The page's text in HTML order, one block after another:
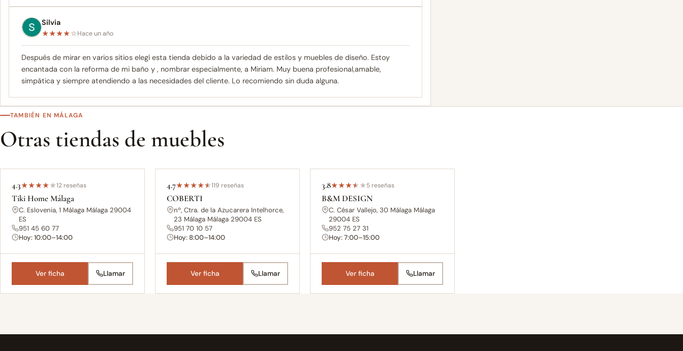
Silvia
★★★★☆Hace un año
Después de mirar en varios sitios elegí esta tienda debido a la variedad de estilos y muebles de diseño. Estoy
encantada con la reforma de mi baño y , nombrar especialmente, a Miriam. Muy buena profesional,amable,
simpática y siempre atendiendo a las necesidades del cliente. Lo recomiendo sin duda alguna.
TAMBIÉN EN MÁLAGA
Otras tiendas de muebles
4.3★★★★★12 reseñas
Tiki Home Málaga
C. Eslovenia, 1 Málaga Málaga 29004
ES
951 45 60 77
Hoy: 10:00–14:00
Ver ficha Llamar
4.7★★★★★119 reseñas
COBERTI
nº, Ctra. de la Azucarera Intelhorce,
23 Málaga Málaga 29004 ES
951 70 10 57
Hoy: 8:00–14:00
Ver ficha Llamar
3.8★★★★★5 reseñas
B&M DESIGN
C. César Vallejo, 30 Málaga Málaga
29004 ES
952 75 27 31
Hoy: 7:00–15:00
Ver ficha Llamar